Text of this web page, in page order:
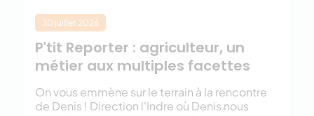
30 juillet 2026
P'tit Reporter : agriculteur, un
métier aux multiples facettes
On vous emmène sur le terrain à la rencontre
de Denis ! Direction l'Indre où Denis nous